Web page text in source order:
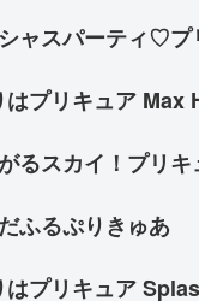
ャスパーティ♡プ
はプリキュア Max
るスカイ！プリキ
ふるぷりきゅあ
はプリキュア